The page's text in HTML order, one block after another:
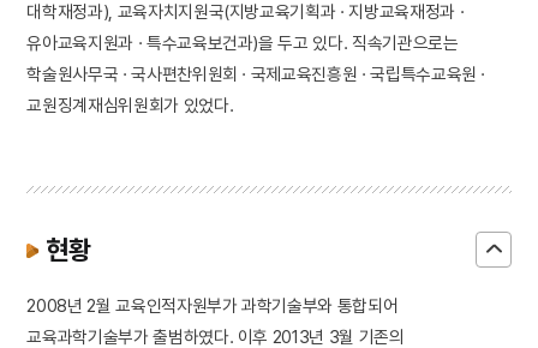
대학재정과), 교육자치지원국(지방교육기획과 · 지방교육재정과 ·
유아교육지원과 · 특수교육보건과)을 두고 있다. 직속기관으로는
학술원사무국 · 국사편찬위원회 · 국제교육진흥원 · 국립특수교육원 ·
교원징계재심위원회가 있었다.
현황
2008년 2월 교육인적자원부가 과학기술부와 통합되어
교육과학기술부가 출범하였다. 이후 2013년 3월 기존의